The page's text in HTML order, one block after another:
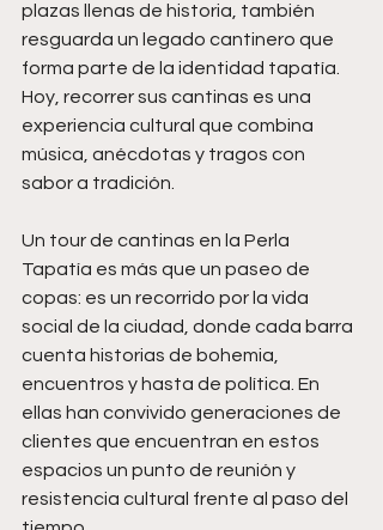
plazas llenas de historia, también
resguarda un legado cantinero que
forma parte de la identidad tapatía.
Hoy, recorrer sus cantinas es una
experiencia cultural que combina
música, anécdotas y tragos con
sabor a tradición.
Un tour de cantinas en la Perla
Tapatía es más que un paseo de
copas: es un recorrido por la vida
social de la ciudad, donde cada barra
cuenta historias de bohemia,
encuentros y hasta de política. En
ellas han convivido generaciones de
clientes que encuentran en estos
espacios un punto de reunión y
resistencia cultural frente al paso del